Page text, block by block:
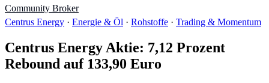
Community Broker
Centrus Energy · Energie & Öl · Rohstoffe · Trading & Momentum
Centrus Energy Aktie: 7,12 Prozent
Rebound auf 133,90 Euro